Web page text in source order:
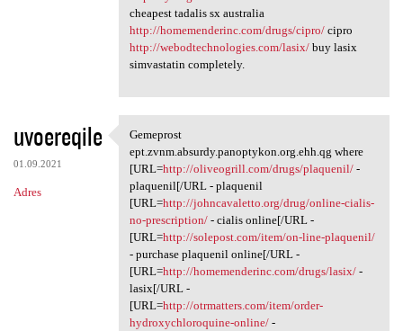
cheapest tadalis sx australia
http://homemenderinc.com/drugs/cipro/cipro
http://webodtechnologies.com/lasix/buy lasix
simvastatin completely.
uvoereqile
01.09.2021
Adres
Gemeprost ept.zvnm.absurdy
Gemeprost
ept.zvnm.absurdy.panoptykon.org.ehh.qg where
[URL=http://oliveogrill.com/drugs/plaquenil/-
plaquenil[/URL - plaquenil
[URL=http://johncavaletto.org/drug/online-cialis-
no-prescription/- cialis online[/URL -
[URL=http://solepost.com/item/on-line-plaquenil/
- purchase plaquenil online[/URL -
[URL=http://homemenderinc.com/drugs/lasix/-
lasix[/URL -
[URL=http://otrmatters.com/item/order-
hydroxychloroquine-online/-